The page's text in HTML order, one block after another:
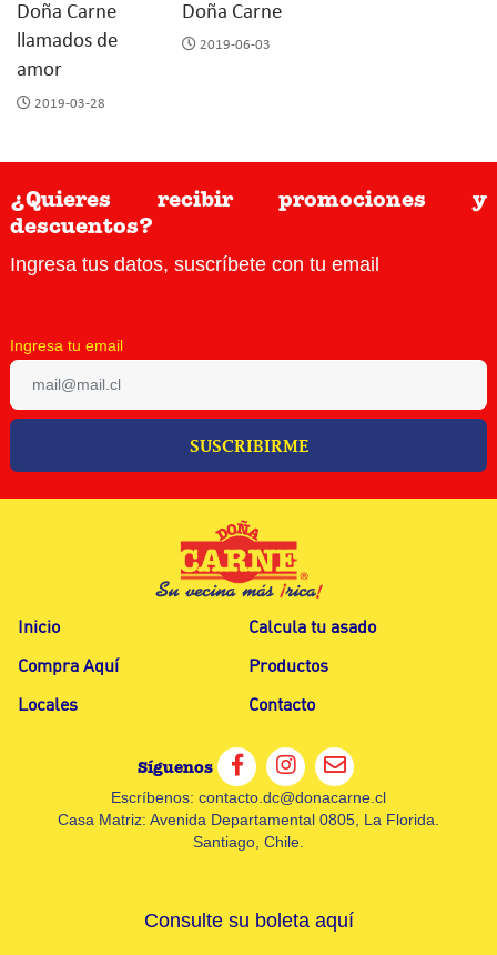
Doña Carne
llamados de
amor
2019-03-28
Doña Carne
2019-06-03
¿Quieres recibir promociones y
descuentos?
Ingresa tus datos, suscríbete con tu email
Ingresa tu email
SUSCRIBIRME
Inicio
Compra Aquí
Locales
Calcula tu asado
Productos
Contacto
Síguenos
Escríbenos: contacto.dc@donacarne.cl
Casa Matriz: Avenida Departamental 0805, La Florida.
Santiago, Chile.
Consulte su boleta aquí